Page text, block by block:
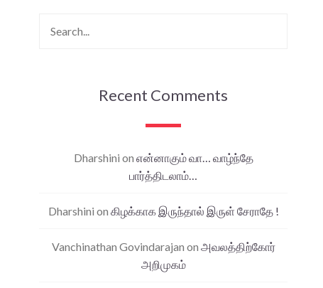
Recent Comments
Dharshini on என்னாகும் வா… வாழ்ந்தே
பார்த்திடலாம்…
Dharshini on கிழக்காக இருந்தால் இருள் சேராதே !
Vanchinathan Govindarajan on அவலத்திற்கோர்
அறிமுகம்